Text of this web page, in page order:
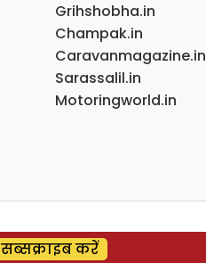
Grihshobha.in
Champak.in
Caravanmagazine.in
Sarassalil.in
Motoringworld.in
सब्सक्राइब करें